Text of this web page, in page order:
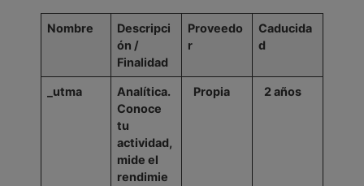
Nombre
Descripci
ón /
Finalidad
Proveedo
r
Caducida
d
_utma
Analítica.
Conoce
tu
actividad,
mide el
rendimie
Propia 2años